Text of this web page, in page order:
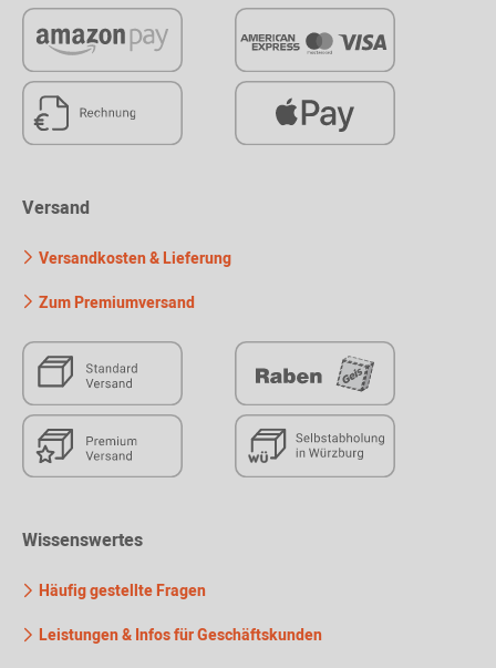
Versand
Versandkosten & Lieferung
Zum Premiumversand
Wissenswertes
Häufig gestellte Fragen
Leistungen & Infos für Geschäftskunden